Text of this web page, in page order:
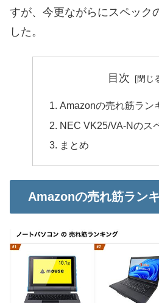
すが、今更ながらにスペック
した。
目次
Amazonの売れ筋ラン
NEC VK25/VA-Nのス
まとめ
Amazonの売れ筋ラン